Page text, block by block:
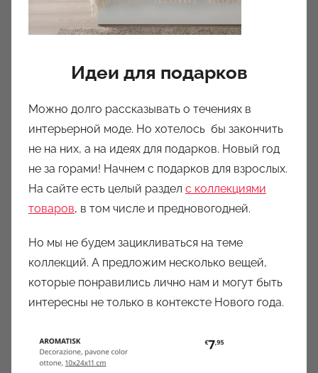
Идеи для подарков
Можно долго рассказывать о течениях в
интерьерной моде. Но хотелось бы закончить
не на них, а на идеях для подарков. Новый год
не за горами! Начнем с подарков для взрослых.
На сайте есть целый раздел с коллекциями
товаров, в том числе и предновогодней.
Но мы не будем зацикливаться на теме
коллекций. А предложим несколько вещей,
которые понравились лично нам и могут быть
интересны не только в контексте Нового года.